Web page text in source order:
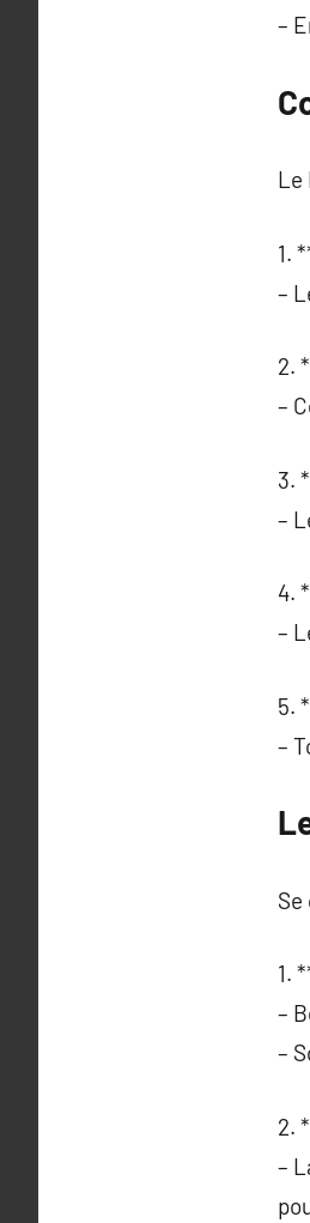
–
Le
1.
–
2.
–
3.
–
4.
–
5.
–
1.
–
–
2.
–